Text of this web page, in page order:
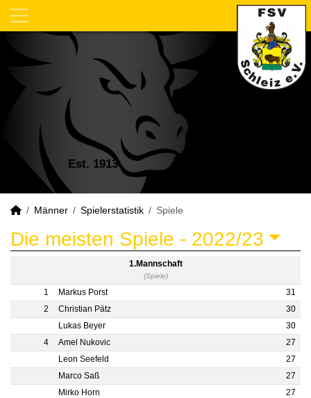
Est. 1913
Männer Spielerstatistik Spiele
Die meisten Spiele - 2022/23
1.Mannschaft
(Spiele)
1 Markus Porst
31
2
Christian Pätz
30
Lukas Beyer
30
4
Amel Nukovic
27
Leon Seefeld
27
Marco Saß
27
Mirko Horn
27